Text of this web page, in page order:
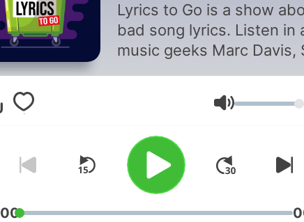
Lyrics to Go is a show
bad song lyrics. Listen in
music geeks Marc Davis,
songs with terrible,
misunderstood or